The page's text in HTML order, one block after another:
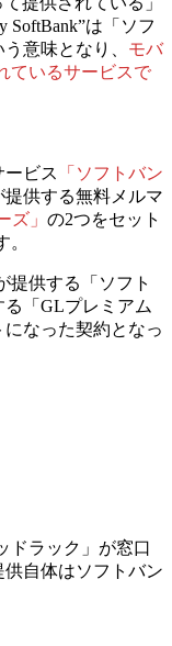
SoftBank”は「ソフ
意味となり、 モバ
ているサービスで
ビス
「ソフトバン
供する無料メルマ
ズ」 の2つをセット
提供する「ソフト
「GLプレミアム
なった契約となっ
ドラック」が窓口
自体はソフトバン